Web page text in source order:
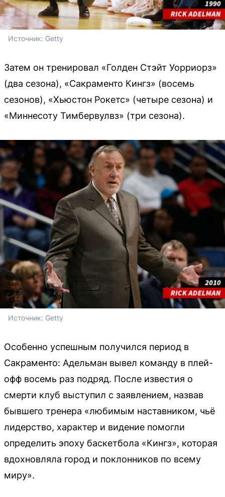
Источник: Getty
Затем он тренировал «Голден Стэйт Уорриорз»
(два сезона), «Сакраменто Кингз» (восемь
сезонов), «Хьюстон Рокетс» (четыре сезона) и
«Миннесоту Тимбервулвз» (три сезона).
Источник: Getty
Особенно успешным получился период в
Сакраменто: Адельман вывел команду в плей-
офф восемь раз подряд. После известия о
смерти клуб выступил с заявлением, назвав
бывшего тренера «любимым наставником, чьё
лидерство, характер и видение помогли
определить эпоху баскетбола «Кингз», которая
вдохновляла город и поклонников по всему
миру».